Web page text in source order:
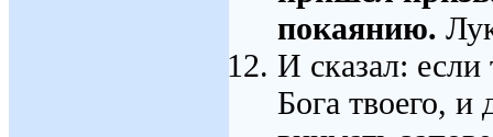
покаянию.
И сказал: если
Бога твоего, и